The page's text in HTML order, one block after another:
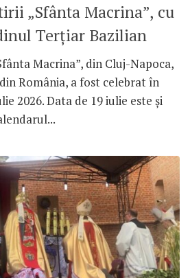
„Sfânta Macrina”, cu
Terțiar Bazilian
Macrina”, din Cluj-Napoca,
România, a fost celebrat în
2026. Data de 19 iulie este și